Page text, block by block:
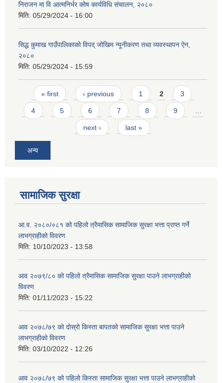
निराजन मा वि आत्मनिर्भर कोष कार्यविधि संचालन, २०८०
मिति: 05/29/2024 - 16:00
सिद्ध कुमाख गाउँपालिकाको विपद् जोखिम न्यूनीकरण तथा व्यवस्थापन ऐन,
२०८०
मिति: 05/29/2024 - 15:59
Pages
« first ‹ previous 1 2 3
4 5 6 7 8 9
next › last »
अन्य
सामाजिक सुरक्षा
आ.व. २०८०/०८१ को पहिलो त्रैमासिक सामाजिक सुरक्षा भत्ता प्राप्त गर्ने
लाभग्राहीको विवरण
मिति: 10/10/2023 - 13:58
आव २०७९/८० को पहिलो त्रैमासिक सामाजिक सुरक्षा पाउने लाभग्राहीको
विवरण
मिति: 01/11/2023 - 15:22
आव २०७८/७९ को दोस्रो किस्ता बापतको सामाजिक सुरक्षा भत्ता पाउने
लाभग्राहीको विवरण
मिति: 03/10/2022 - 12:26
आव २०७८/७९ को पहिलो किस्ता सामाजिक सुरक्षा भत्ता पाउने लाभग्राहीको